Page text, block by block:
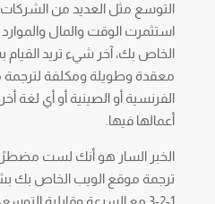
التوسع مثل العديد من
استثمرت الوقت والمال
الخاص بك، آخر شيء تريد القيام
معقدة وطويلة ومكلفة لترجمة
الفرنسية أو الصينية أو أي
أعمالها فيها.
الخبر السار هو أنك لست مضطرًا
ترجمة موقع الويب الخاص بك